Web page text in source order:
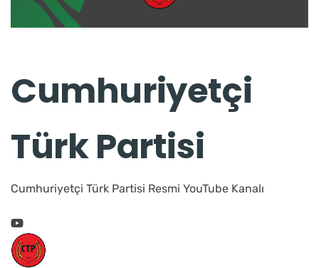
Cumhuriyetçi
Türk Partisi
Cumhuriyetçi Türk Partisi Resmi YouTube Kanalı